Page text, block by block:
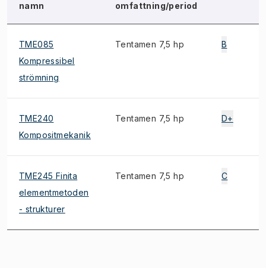
namn
omfattning/period
TME085
Kompressibel
strömning
Tentamen 7,5 hp B
TME240
Kompositmekanik
Tentamen 7,5 hp D+
TME245 Finita
elementmetoden
- strukturer
Tentamen 7,5 hp C